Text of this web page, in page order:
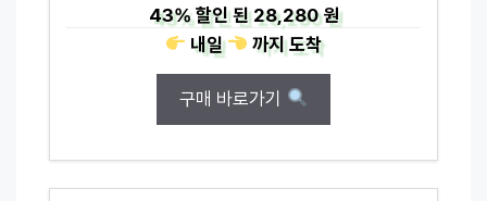
43%할인 된28,280 원
내일
까지도착
구매 바로가기